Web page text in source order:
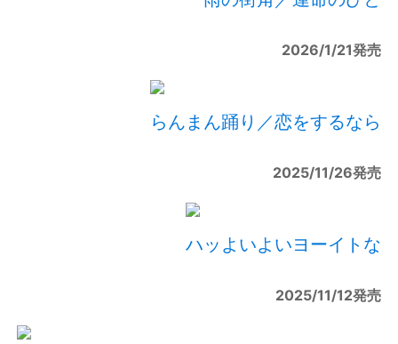
2026/1/21発売
らんまん踊り／恋をするなら
2025/11/26発売
ハッよいよいヨーイトな
2025/11/12発売